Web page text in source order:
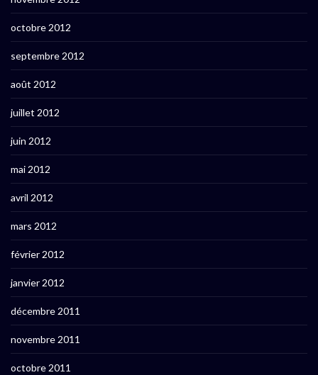
octobre 2012
septembre 2012
août 2012
juillet 2012
juin 2012
mai 2012
avril 2012
mars 2012
février 2012
janvier 2012
décembre 2011
novembre 2011
octobre 2011